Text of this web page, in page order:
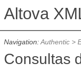
Navigation:Authentic>
Consultas